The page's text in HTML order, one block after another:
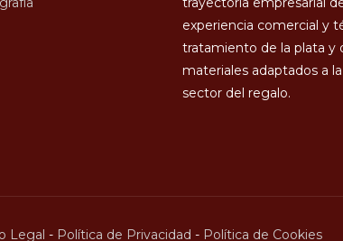
experiencia comercial y
tratamiento de la plata y
materiales adaptados a
sector del regalo.
Legal - Política de Privacidad - Política de Cookies